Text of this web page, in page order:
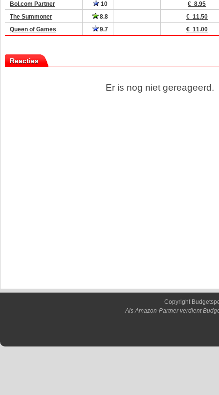
Bol.com Partner 10
€ 8.95
The Summoner
8.8
€ 11.50
Queen of Games
9.7 € 11.00
Reacties
Er is nog niet gereageerd.
Copyright
Als Amazon-Partner verdient